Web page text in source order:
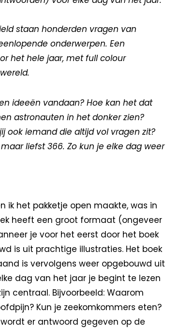
staan honderden vragen van
onderwerpen. Een
het hele jaar, met full colour
ideeën vandaan? Hoe kan het dat
astronauten in het donker zien?
ook iemand die altijd vol vragen zit?
liefst 366. Zo kun je elke dag weer
ik het pakketje open maakte, was in
heeft een groot formaat (ongeveer
je voor het eerst door het boek
is uit prachtige illustraties. Het boek
is vervolgens weer opgebouwd uit
dag van het jaar je begint te lezen
centraal. Bijvoorbeeld: Waarom
Kun je zeekomkommers eten?
er antwoord gegeven op de